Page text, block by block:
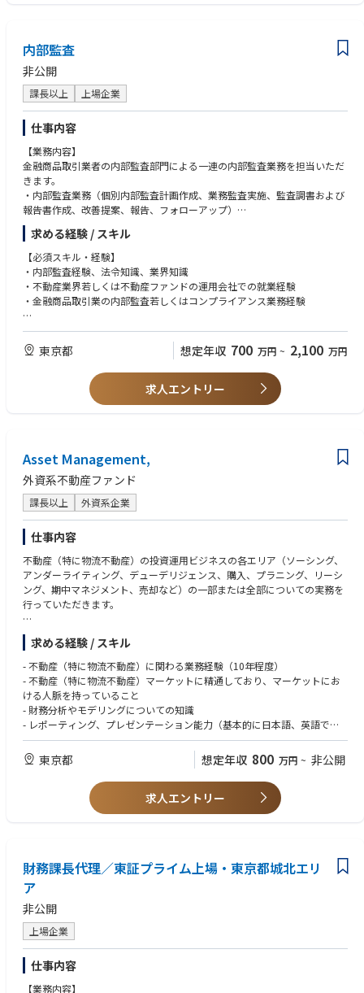
の保守・サービス範囲の確認。
・竣工図面およびO&M（運用・保守）マニュアルの管理・維持。
・必要な活動、スケジュール、関連報告における建物停電管理。
・運営中断を減らすリスクおよび安全作業慣行の実施・管理。
・現場チームへのエンジニアリングベストプラクティスの開発・研修を含
む、必要に応じた不備への積極的対処。
・国際的なベストプラクティスおよび地域に適した実施の導入。
・エンジニアリング関連予算の管理。
・エンジニアリング・公共料金関連コストを削減し、生産性を向上させ、
節約につながる革新的なプログラムおよびプロセス。
・エネルギー消費の測定可能な改善を達成するJLLエネルギー・持続可能
性サービス（ESS）戦略のサポート。
・業者・ベンダーとの調整を含む、クライアントエンジニアリング関連プ
ロジェクト業務の完了。
・必要に応じた24時間365日緊急電話サポートおよび現地対応の提供。
・プロセス、ツール、文書化を含む継続的最適化のサポート。
・クライアントにより設定された重要業績指標およびサービス水準合意書
目標。
クライアント・ステークホルダー管理
・クライアント組織の主要関係者とのrelationships構築により、彼らのニ
ーズ・要件をより深く理解
・クライアント契約の全要件の遵守および重要業績指標の達成または上回
・クライアントフィードバックに反映される、クライアントへの卓越した
人材管理
・チームワーク、協力、業績優秀、個人成功をサポートする環境の積極的
促進。
ベンダー管理
・現地の全業者が必要基準を満たすよう管理（業者作業の確認を含む）
・必要に応じた業者・サービスの調達管理
・海外のフィールドで飛躍的な成長をしたい方
・社内外の変化を前向きに捉え、柔軟に学び続けられる方
内部監査
非公開
課長以上 上場企業
仕事内容
【業務内容】
金融商品取引業者の内部監査部門による一連の内部監査業務を担当いただ
きます。
・内部監査業務（個別内部監査計画作成、業務監査実施、監査調書および
報告書作成、改善提案、報告、フォローアップ）
・内部統制報告制度（J-SOX）の整備、運用評価
・監査等委員、監査法人との三様監査
求める経験 / スキル
【必須スキル・経験】
・内部監査経験、法令知識、業界知識
・不動産業界若しくは不動産ファンドの運用会社での就業経験
・金融商品取引業の内部監査若しくはコンプライアンス業務経験
【歓迎スキル・経験】
・宅地建物取引士資格
・監査法人での会計監査経験
・事業会社での経理経験
東京都 想定年収 700 万円 ~ 2,100 万円
求人エントリー
Asset Management,
外資系不動産ファンド
課長以上 外資系企業
仕事内容
不動産（特に物流不動産）の投資運用ビジネスの各エリア（ソーシング、
アンダーライティング、デューデリジェンス、購入、プラニング、リーシ
ング、期中マネジメント、売却など）の一部または全部についての実務を
行っていただきます。
- 収益を最適化、資産価値を最大化できる投資戦略の提案と実行
- 予算および報告書等の作成、キャッシュフローの管理、マーケット調査
- 物流不動産の商品企画、リーシング業務（直接営業、仲介会社との連
携）
- 本社および投資家へのレポーティング
- 社内各部署（プロパティマネジメント、開発、ファイナンス部門など）
との調整
求める経験 / スキル
- 不動産（特に物流不動産）に関わる業務経験（10年程度）
- 不動産（特に物流不動産）マーケットに精通しており、マーケットにお
ける人脈を持っていること
- 財務分析やモデリングについての知識
- レポーティング、プレゼンテーション能力（基本的に日本語、英語でで
きれば尚可）
- チームワークを重視することができ、リーダーシップを発揮できること
- コンプライアンスを順守できること
東京都 想定年収 800 万円 ~ 非公開
求人エントリー
財務課長代理／東証プライム上場・東京都城北エリ
ア
非公開
上場企業
仕事内容
【業務内容】